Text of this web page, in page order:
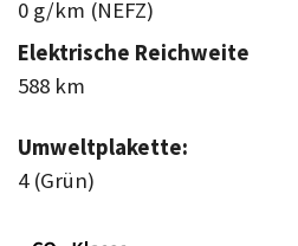
0 g/km (NEFZ)
Elektrische Reichweite
588 km
Umweltplakette:
4 (Grün)